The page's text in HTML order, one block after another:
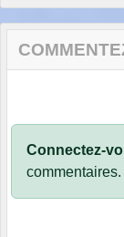
Connectez-
commentaires.